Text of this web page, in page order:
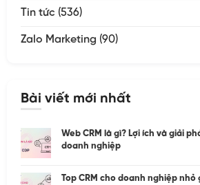
Tin tức (536)
Zalo Marketing (90)
Bài viết mới nhất
Web CRM là gì? Lợi ích và giải
doanh nghiệp
Top CRM cho doanh nghiệp